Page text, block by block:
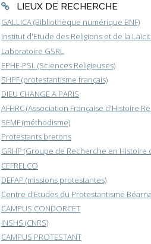
LIEUX DE RECHERCHE
GALLICA (Bibliothèque numérique BNF)
Institut d'Etude des Religions et de la
Laboratoire GSRL
EPHE-PSL (Sciences Religieuses)
SHPF (protestantisme français)
DIEU CHANGE A PARIS
AFHRC (Association Française d'Histoire
SEMF (méthodisme)
Protestants bretons
GRHP (Groupe de Recherche en Histoire
CEFRELCO
DEFAP (missions protestantes)
Centre d'Etudes du Protestantisme
CAMPUS CONDORCET
INSHS (CNRS)
CAMPUS PROTESTANT